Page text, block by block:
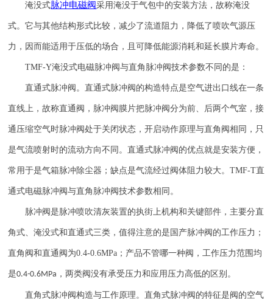
淹没式脉冲电磁阀采用淹没于气包中的安装方法，故称淹没
式。它与其他结构形式比较，减少了流道阻力，降低了喷吹气源压
力，因而能适用于压低的场合，且可降低能源消耗和延长膜片寿命。
TMF-Y淹没式电磁脉冲阀与直角脉冲阀技术参数不同的是：
直通式脉冲阀。直通式脉冲阀的构造特点是空气进出口线在一条
直线上，故称直通阀，脉冲阀膜片把脉冲阀分为前、后两个气室，接
通压缩空气时脉冲阀处于关闭状态，开启动作原理与直角阀相同，只
是气流喷射时的流动方向不同。直通式脉冲阀的优点就是安装方便，
常用于是气箱脉冲除尘器；缺点是气流经过阀体阻力较大。TMF-T直
通式电磁脉冲阀与直角脉冲阀技术参数相同。
脉冲阀是脉冲喷吹清灰装置的执街上机构和关键部件，主要分直
角式、淹没式和直通式三类，值得注意的是国产脉冲阀的工作压力；
直角阀和直通阀为0.4-0.6MPa ；产品不管哪一种阀，工作压力范围均
是0.4-0.6MPa ，两类阀没有承受压力和应用压力高低的区别。
直角式脉冲阀构造与工作原理。直角式脉冲阀的特征是阀的空气